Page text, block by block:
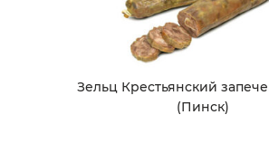
Зельц Крестьянский
(Пинск)